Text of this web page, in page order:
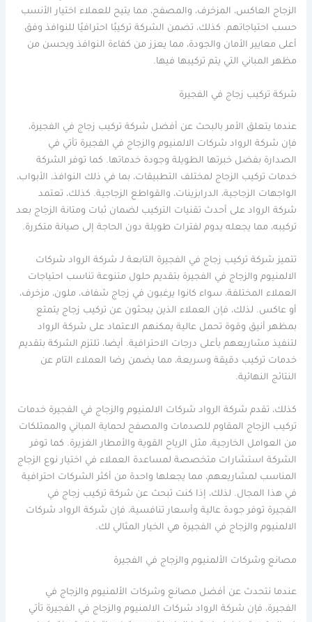
الزجاج العاكس، المزخرف، والمصفح، مما يتيح للعملاء اختيار الأنسب
حسب احتياجاتهم. كذلك، تضمن الشركة تركيبًا احترافيًا للنوافذ وفق
أعلى معايير الأمان والجودة، مما يعزز من كفاءة النوافذ ويحسن من
مظهر المباني التي يتم تركيبها فيها.
شركة تركيب زجاج في الفجيرة
عندما يتعلق الأمر بالبحث عن أفضل شركة تركيب زجاج في الفجيرة،
فإن شركة الرواد شركات الالمنيوم والزجاج في الفجيرة تأتي في
الصدارة بفضل خبرتها الطويلة وجودة خدماتها. كما توفر الشركة
خدمات تركيب الزجاج لمختلف التطبيقات، بما في ذلك النوافذ، الأبواب،
الواجهات الزجاجية، الدرابزينات، والقواطع الزجاجية. كذلك، تعتمد
شركة الرواد على أحدث تقنيات التركيب لضمان ثبات ومتانة الزجاج بعد
تركيبه، مما يجعله يدوم لفترات طويلة دون الحاجة إلى صيانة متكررة.
تتميز شركة تركيب زجاج في الفجيرة التابعة لـ شركة الرواد شركات
الالمنيوم والزجاج في الفجيرة بتقديم حلول متنوعة تناسب احتياجات
العملاء المختلفة، سواء كانوا يرغبون في زجاج شفاف، ملون، مزخرف،
أو عاكس. لذلك، فإن العملاء الذين يبحثون عن تركيب زجاج يتمتع
بمظهر أنيق وقوة تحمل عالية يمكنهم الاعتماد على شركة الرواد
لتنفيذ مشاريعهم بأعلى درجات الاحترافية. أيضا، تلتزم الشركة بتقديم
خدمات تركيب دقيقة وسريعة، مما يضمن رضا العملاء التام عن
النتائج النهائية.
كذلك، تقدم شركة الرواد شركات الالمنيوم والزجاج في الفجيرة خدمات
تركيب الزجاج المقاوم للصدمات والمصفح لحماية المباني والممتلكات
من العوامل الخارجية، مثل الرياح القوية والأمطار الغزيرة. كما توفر
الشركة استشارات متخصصة لمساعدة العملاء في اختيار نوع الزجاج
المناسب لمشاريعهم، مما يجعلها واحدة من أكثر الشركات احترافية
في هذا المجال. لذلك، إذا كنت تبحث عن شركة تركيب زجاج في
الفجيرة توفر جودة عالية وأسعار تنافسية، فإن شركة الرواد شركات
الالمنيوم والزجاج في الفجيرة هي الخيار المثالي لك.
مصانع وشركات الألمنيوم والزجاج في الفجيرة
عندما نتحدث عن أفضل مصانع وشركات الألمنيوم والزجاج في
الفجيرة، فإن شركة الرواد شركات الالمنيوم والزجاج في الفجيرة تأتي